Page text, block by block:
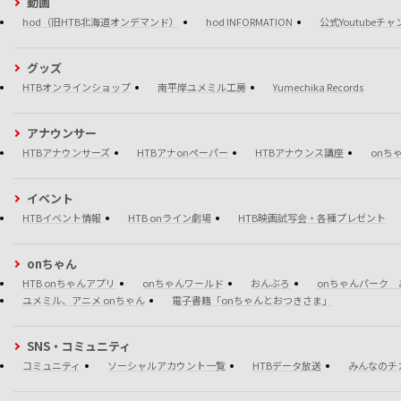
hod（旧HTB北海道オンデマンド） hod INFORMATION 公式Youtubeチャ
グッズ
HTBオンラインショップ 南平岸ユメミル工房 Yumechika Records
アナウンサー
HTBアナウンサーズ HTBアナonペーパー HTBアナウンス講座 onち
イベント
HTBイベント情報 HTB onライン劇場 HTB映画試写会・各種プレゼント
onちゃん
HTB onちゃんアプリ onちゃんワールド おんぶろ
onちゃんパーク
ユメミル、アニメ onちゃん
電子書籍「onちゃんとおつきさま」
SNS・コミュニティ
コミュニティ ソーシャルアカウント一覧 HTBデータ放送 みんなの